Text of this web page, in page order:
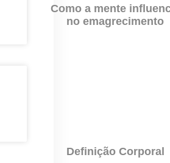
Como a mente
no emagrecimento
Definição Corporal